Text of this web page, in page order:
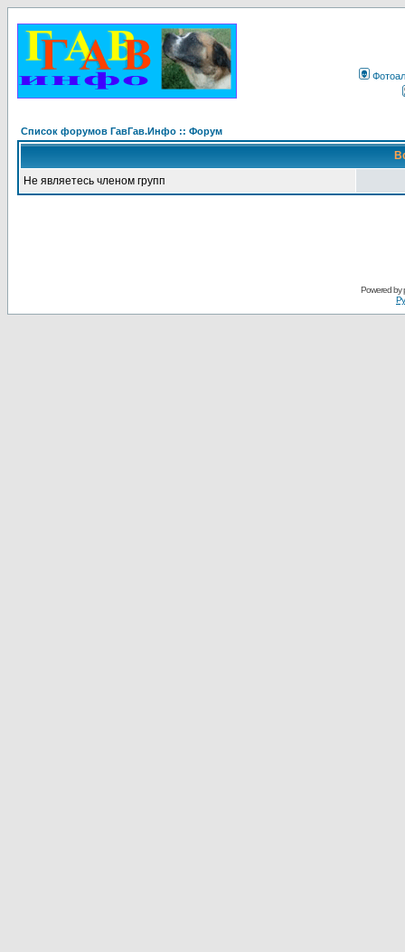
Список форумов ГавГав.Инфо :: Форум
Не являетесь членом групп
Powered by